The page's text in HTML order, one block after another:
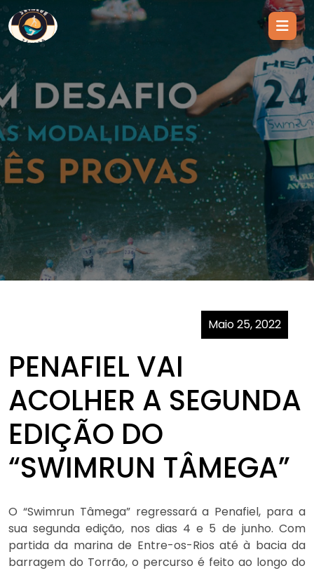
Maio 25, 2022
PENAFIEL VAI
ACOLHER A SEGUNDA
EDIÇÃO DO
“SWIMRUN TÂMEGA”
O “Swimrun Tâmega” regressará a Penafiel, para a
sua segunda edição, nos dias 4 e 5 de junho. Com
partida da marina de Entre-os-Rios até à bacia da
barragem do Torrão, o percurso é feito ao longo do